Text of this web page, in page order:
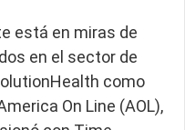
está en miras de
en el sector de
como
On Line (AOL),